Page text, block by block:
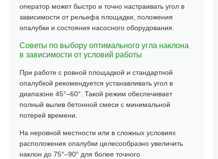
оператор может быстро и точно настраивать угол в
зависимости от рельефа площадки, положения
опалубки и состояния насосного оборудования.
Советы по выбору оптимального угла наклона
в зависимости от условий работы
При работе с ровной площадкой и стандартной
опалубкой рекомендуется устанавливать угол в
диапазоне 45°–60°. Такой режим обеспечивает
полный вылив бетонной смеси с минимальной
потерей времени.
На неровной местности или в сложных условиях
расположения опалубки целесообразно увеличить
наклон до 75°–90° для более точного